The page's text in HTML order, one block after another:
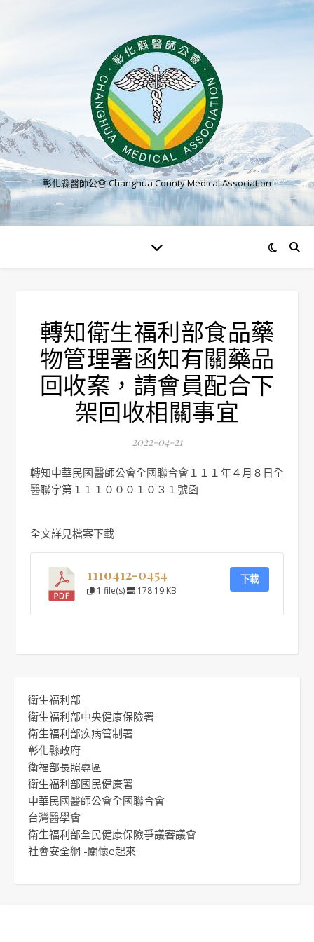
彰化縣醫師公會 Changhua County Medical Association
轉知衛生福利部食品藥
物管理署函知有關藥品
回收案，請會員配合下
架回收相關事宜
2022-04-21
轉知中華民國醫師公會全國聯合會１１１年４月８日全
醫聯字第１１１０００１０３１號函
全文詳見檔案下載
1110412-0454
1 file(s) 178.19 KB
下載
衛生福利部
衛生福利部中央健康保險署
衛生福利部疾病管制署
彰化縣政府
衛福部長照專區
衛生福利部國民健康署
中華民國醫師公會全國聯合會
台灣醫學會
衛生福利部全民健康保險爭議審議會
社會安全網 -關懷e起來